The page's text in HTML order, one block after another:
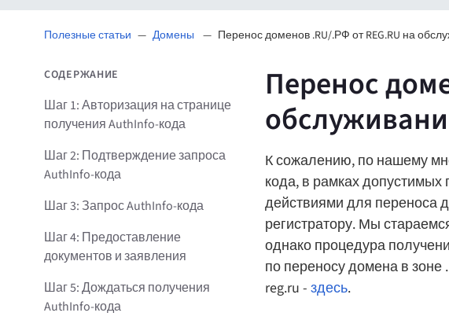
Полезные статьи Домены Перенос доменов .RU/.РФ от REG.RU на
СОДЕРЖАНИЕ
Шаг 1: Авторизация на странице
получения AuthInfo-кода
Шаг 2: Подтверждение запроса
AuthInfo-кода
Шаг 3: Запрос AuthInfo-кода
Шаг 4: Предоставление
документов и заявления
Шаг 5: Дождаться получения
AuthInfo-кода
Перенос
К сожалению, по нашему
кода, в рамках
действиями для переноса
регистратору. Мы
однако процедура
по переносу домена в зоне
reg.ru - здесь.